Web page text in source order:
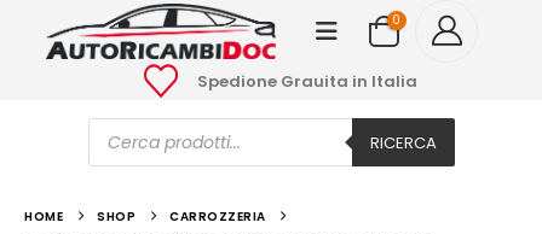
0
Spedione Grauita in Italia
Ricerca
prodotti RICERCA
HOME SHOP
CARROZZERIA